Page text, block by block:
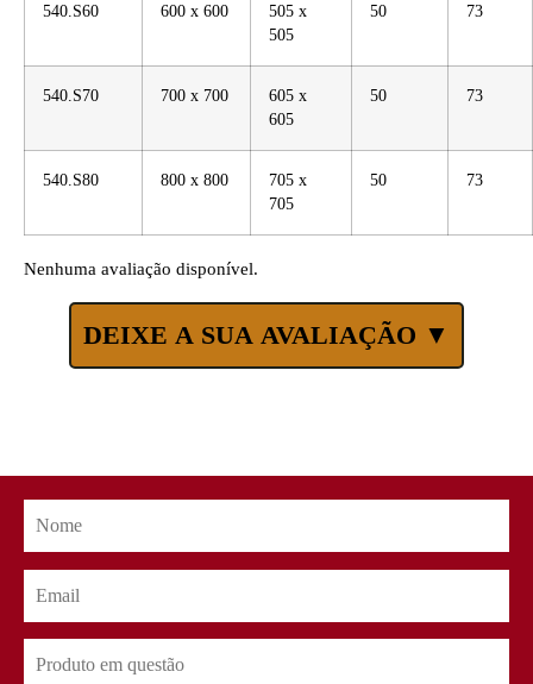
540.S60 600 x 600
505 x
505
50 73
540.S70 700 x 700
605 x
605
50 73
540.S80 800 x 800
705 x
705
50 73
Nenhuma avaliação disponível.
DEIXE A SUA AVALIAÇÃO ▼